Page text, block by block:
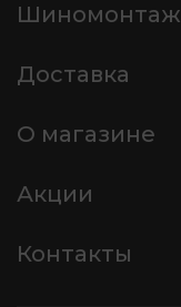
Шиномонтаж
Доставка
О магазине
Акции
Контакты